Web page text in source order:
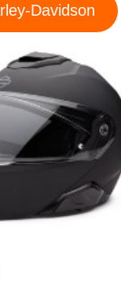
: Harley-Davidson